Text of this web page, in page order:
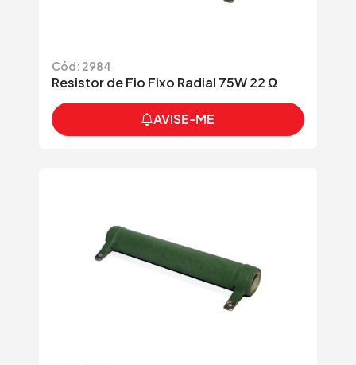
Cód: 2984
Resistor de Fio Fixo Radial 75W 22 Ω
AVISE-ME